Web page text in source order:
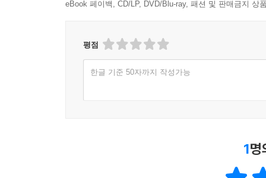
eBook 페이백, CD/LP, DVD/Blu-ray, 패션 및 판매금지 상
평점
한글 기준 50자까지 작성가능
1명